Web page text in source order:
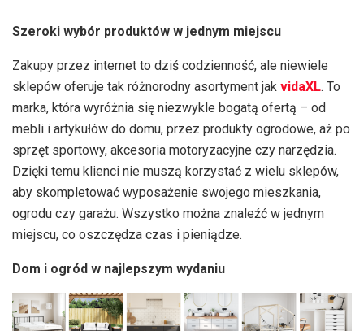
Szeroki wybór produktów w jednym miejscu
Zakupy przez internet to dziś codzienność, ale niewiele
sklepów oferuje tak różnorodny asortyment jak vidaXL. To
marka, która wyróżnia się niezwykle bogatą ofertą – od
mebli i artykułów do domu, przez produkty ogrodowe, aż po
sprzęt sportowy, akcesoria motoryzacyjne czy narzędzia.
Dzięki temu klienci nie muszą korzystać z wielu sklepów,
aby skompletować wyposażenie swojego mieszkania,
ogrodu czy garażu. Wszystko można znaleźć w jednym
miejscu, co oszczędza czas i pieniądze.
Dom i ogród w najlepszym wydaniu